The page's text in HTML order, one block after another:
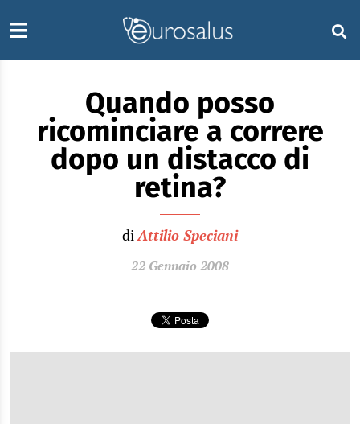
Quando posso
ricominciare a correre
dopo un distacco di
retina?
diAttilio Speciani
22 Gennaio 2008